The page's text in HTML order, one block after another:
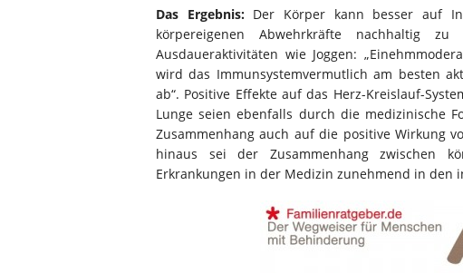
Das Ergebnis:Der Körper kann besser auf
körpereigenen Abwehrkräfte nachhaltig
Ausdaueraktivitäten wie Joggen:
wird das Immunsystemvermutlich am besten
ab“. Positive Effekte auf das Herz-Kreislauf-
Lunge seien ebenfalls durch die medizinische
Zusammenhang auch auf die positive Wirkung
hinaus sei der Zusammenhang zwischen
Erkrankungen in der Medizin zunehmend in den